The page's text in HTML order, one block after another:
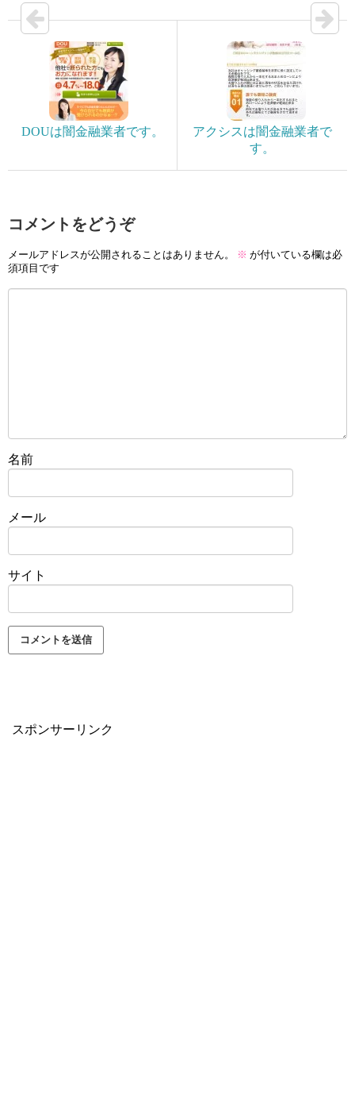
DOUは闇金融業者です。
アクシスは闇金融業者で
す。
コメントをどうぞ
メールアドレスが公開されることはありません。 ※ が付いている欄は必
須項目です
名前
メール
サイト
スポンサーリンク